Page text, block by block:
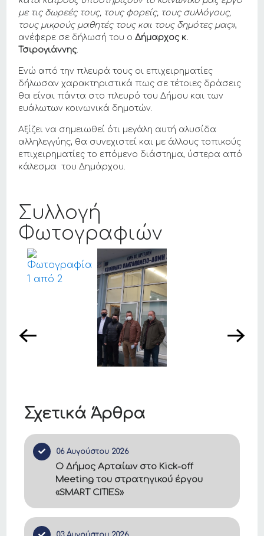
Σχετικά Άρθρα
06 Αυγούστου 2026
Ο Δήμος Αρταίων στο Kick-off
Meeting του στρατηγικού έργου
«SMART CITIES»
με τις δωρεές τους, τους φορείς, τους συλλόγους,
τους μικρούς μαθητές τους και τους δημότες μας»,
ανέφερε σε δήλωσή του οΔήμαρχος κ.
Τσιρογιάννης.
Ενώ από την πλευρά τους οι επιχειρηματίες
δήλωσαν χαρακτηριστικά πως σε τέτοιες δράσεις
θα είναι πάντα στο πλευρό του Δήμου και των
ευάλωτων κοινωνικά δημοτών.
Αξίζει να σημειωθεί ότι μεγάλη αυτή αλυσίδα
αλληλεγγύης, θα συνεχιστεί και με άλλους τοπικούς
επιχειρηματίες το επόμενο διάστημα, ύστερα από
κάλεσμα του Δημάρχου.
Συλλογή
Φωτογραφιών